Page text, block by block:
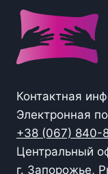
Контактная
Электронная
+38 (067) 840-
Центральный
г. Запорожье,